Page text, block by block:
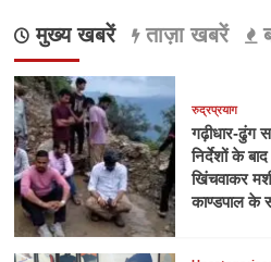
मुख्य खबरें ताज़ा खबरें
रुद्रप्रयाग
गढ़ीधार-ढुंग
निर्देशों के
खिंचवाकर
काण्डपाल के